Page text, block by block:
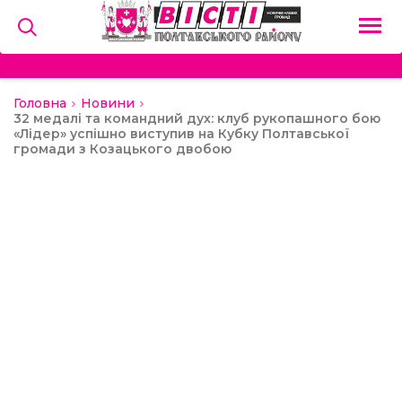
Головна
Новини
32 медалі та командний дух: клуб рукопашного бою
«Лідер» успішно виступив на Кубку Полтавської
громади з Козацького двобою